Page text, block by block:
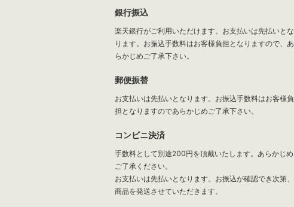
銀行振込
楽天銀行がご利用いただけます。お支払いは先払いとな
ります。お振込手数料はお客様負担となりますので、あ
らかじめご了承下さい。
郵便振替
お支払いは先払いとなります。お振込手数料はお客様負
担となりますのであらかじめご了承下さい。
コンビニ決済
手数料として別途200円を頂戴いたします。あらかじめ
ご了承ください。
お支払いは先払いとなります。お振込が確認でき次第、
商品を発送させていただきます。